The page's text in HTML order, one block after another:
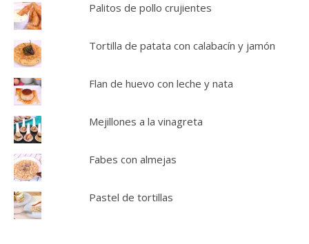
Palitos de pollo crujientes
Tortilla de patata con calabacín y jamón
Flan de huevo con leche y nata
Mejillones a la vinagreta
Fabes con almejas
Pastel de tortillas